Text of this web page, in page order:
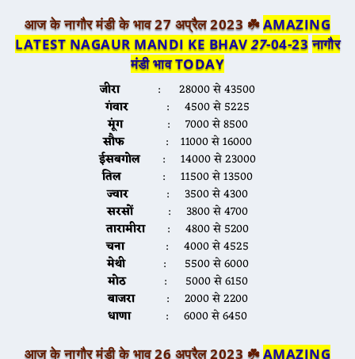
आज के नागौर मंडी के भाव 27 अप्रैल 2023 ☘️AMAZING
LATEST NAGAUR MANDI KE BHAV27-04-23 नागौर
मंडी भाव TODAY
जीरा: 28000 से 43500
गंवार: 4500 से 5225
मूंग: 7000 से 8500
सौफ: 11000 से 16000
ईसबगोल: 14000 से 23000
तिल: 11500 से 13500
ज्वार: 3500 से 4300
सरसों: 3800 से 4700
तारामीरा: 4800 से 5200
चना: 4000 से 4525
मेथी: 5500 से 6000
मोठ
: 5000 से 6150
बाजरा: 2000 से 2200
धाणा: 6000 से 6450
आज के नागौर मंडी के भाव 26 अप्रैल 2023 ☘️AMAZING